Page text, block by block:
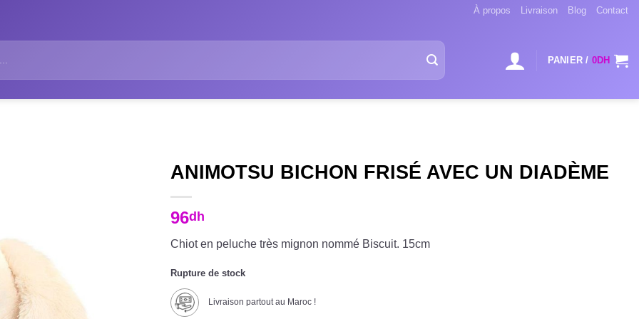
À propos Livraison Blog Contact
PANIER / 0DH
ANIMOTSU BICHON FRISÉ AVEC UN DIADÈME
96dh
Chiot en peluche très mignon nommé Biscuit. 15cm
Rupture de stock
Livraison partout au Maroc !